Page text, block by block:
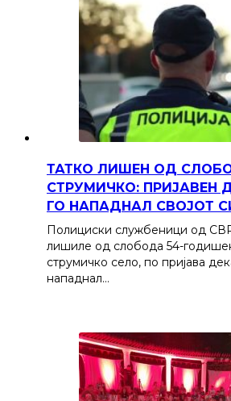
ТАТКО ЛИШЕН ОД
СТРУМИЧКО: ПРИЈАВЕН
ГО НАПАДНАЛ СВОЈОТ
Полициски службеници од
лишиле од слобода 54-
струмичко село, по пријава
нападнал…